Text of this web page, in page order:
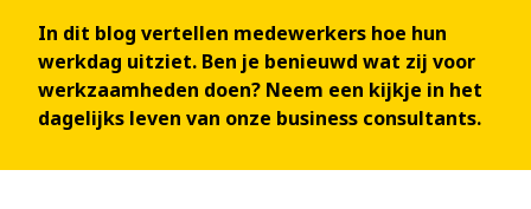
In dit blog vertellen medewerkers hoe hun
werkdag uitziet. Ben je benieuwd wat zij voor
werkzaamheden doen? Neem een kijkje in het
dagelijks leven van onze business consultants.